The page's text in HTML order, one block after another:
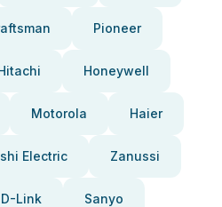
Pioneer
Honeywell
Motorola Haier
Electric Zanussi
D-Link Sanyo